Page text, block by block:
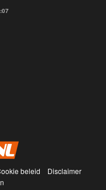
beleid
Disclaimer